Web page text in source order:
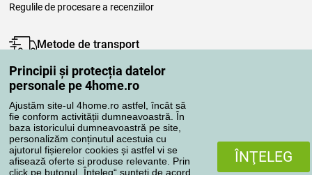
Principii și protecția datelor
personale pe 4home.ro
Ajustăm site-ul 4home.ro astfel, încât să
fie conform activității dumneavoastră. În
baza istoricului dumneavoastră pe site,
personalizăm conținutul acestuia cu
ajutorul fișierelor cookies și astfel vi se
afisează oferte si produse relevante. Prin
click pe butonul „Înteleg“ sunteți de acord
ÎNŢELEG
Regulile de procesare a recenziilor
Metode de transport
Metode de plată
Magazin de încredere